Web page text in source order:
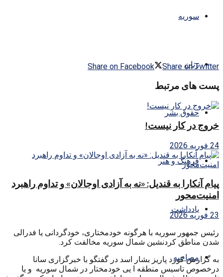
سوریه
زنان
حقوق بشر
فرهنگ و هنر
یادداشت
مصاحبه
Share on Facebook Share on Twitter
پست های مرتبط
خروج در کار نیست!
24 فوریه 2026
پیام آنکارا به قندیل: «نه به آزادی اوجالان» و تداوم راهبرد
امنیت‌محور
23 فوریه 2026
رئیس جمهور سوریه با هرگونه خودمختاری، خودگردانی یا فدرالی
شدن مناطق کردنشین شمال سوریه مخالفت کرد.
به گزارش کورد پاریز بشار اسد در گفتگو با خبرگزاری سانا
درخصوص تاسیس منطقه ا یی خودمختار در شمال سوریه و یا